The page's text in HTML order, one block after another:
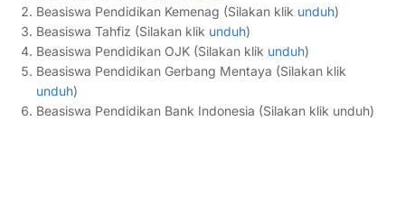
Beasiswa Pendidikan Kemenag (Silakan klik unduh)
Beasiswa Tahfiz (Silakan klik unduh)
Beasiswa Pendidikan OJK (Silakan klik unduh)
Beasiswa Pendidikan Gerbang Mentaya (Silakan klik
unduh)
Beasiswa Pendidikan Bank Indonesia (Silakan klik unduh)